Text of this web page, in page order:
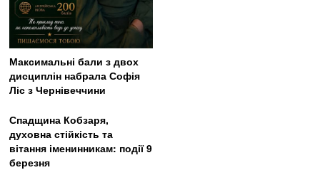
Максимальні бали з двох
дисциплін набрала Софія
Ліс з Чернівеччини
Спадщина Кобзаря,
духовна стійкість та
вітання іменинникам: події 9
березня